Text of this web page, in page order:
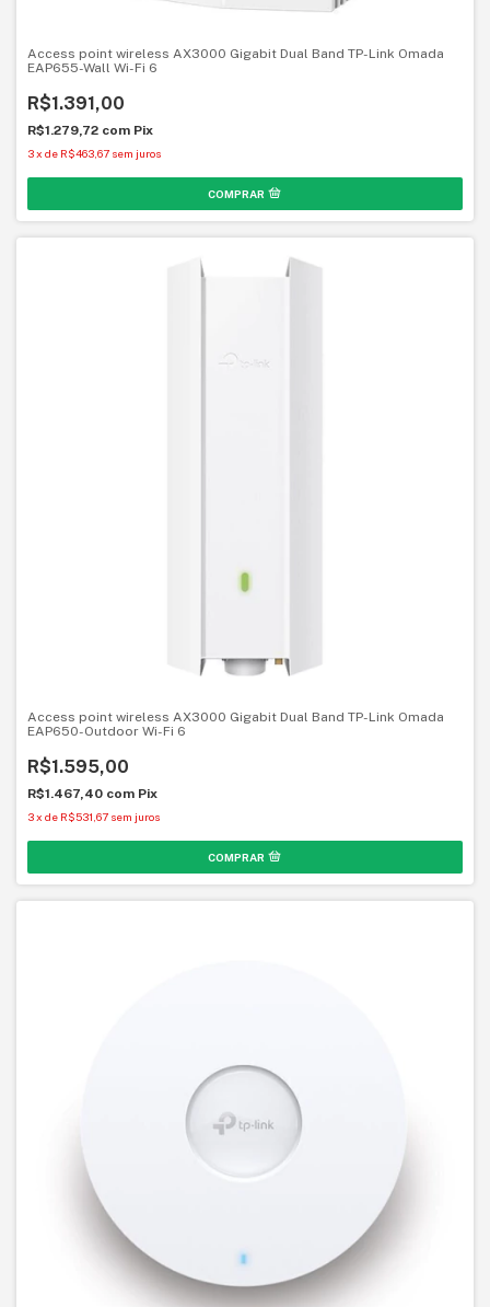
Access point wireless AX3000 Gigabit Dual Band TP-Link Omada
EAP655-Wall Wi-Fi 6
R$1.391,00
R$1.279,72 com Pix
3x de R$463,67 sem juros
Access point wireless AX3000 Gigabit Dual Band TP-Link Omada
EAP650-Outdoor Wi-Fi 6
R$1.595,00
R$1.467,40 com Pix
3x de R$531,67 sem juros